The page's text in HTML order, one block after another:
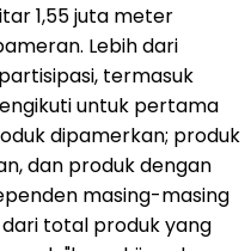
1,55 juta meter
Lebih dari
termasuk
untuk pertama
dipamerkan; produk
dan produk dengan
masing-masing
dari total produk yang